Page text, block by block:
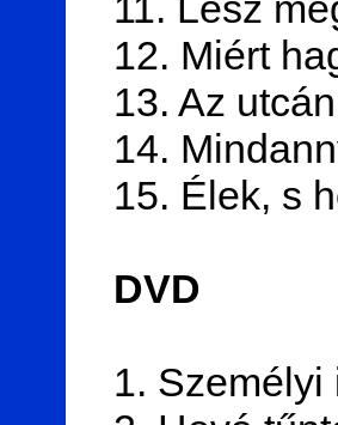
12. Miért
13. Az
14.
15. Élek, s
DVD
1.